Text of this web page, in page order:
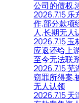
公司的债权,
2026.7.15
作,部分款项
人,长期无人
2026.7.15
应返还给上
至今无法联
2026.7.15
窃罪所得案,
无人认领
2026.7.15